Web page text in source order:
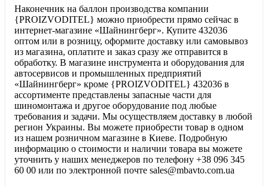
Наконечник на баллон производства компании
{PROIZVODITEL} можно приобрести прямо сейчас в
интернет-магазине «Шайнингберг». Купите 432036
оптом или в розницу, оформите доставку или самовывоз
из магазина, оплатите и заказ сразу же отправится в
обработку. В магазине инструмента и оборудования для
автосервисов и промышленных предприятий
«Шайнингберг» кроме {PROIZVODITEL} 432036 в
ассортименте представлены запасные части для
шиномонтажа и другое оборудование под любые
требования и задачи. Мы осуществляем доставку в любой
регион Украины. Вы можете приобрести товар в одном
из нашем розничном магазине в Киеве. Подробную
информацию о стоимости и наличии товара вы можете
уточнить у наших менеджеров по телефону +38 096 345
60 00 или по электронной почте sales@mbavto.com.ua